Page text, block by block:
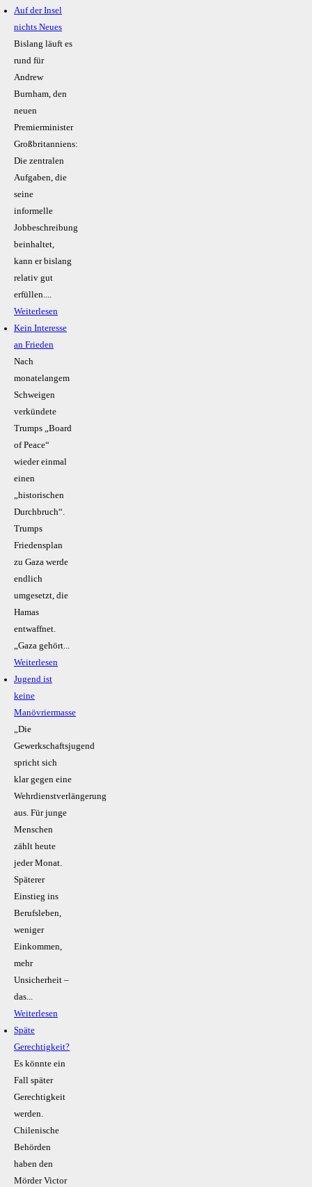
Auf der Insel
nichts Neues
Bislang läuft es
rund für
Andrew
Burnham, den
neuen
Premierminister
Großbritanniens:
Die zentralen
Aufgaben, die
seine
informelle
Jobbeschreibung
beinhaltet,
kann er bislang
relativ gut
erfüllen....
Weiterlesen
Kein Inte­resse
an Frieden
Nach
monatelangem
Schweigen
verkündete
Trumps „Board
of Peace“
wieder einmal
einen
„historischen
Durchbruch“.
Trumps
Friedensplan
zu Gaza werde
endlich
umgesetzt, die
Hamas
entwaffnet.
„Gaza gehört...
Weiterlesen
Jugend ist
keine
Manövriermasse
„Die
Gewerkschaftsjugend
spricht sich
klar gegen eine
Wehrdienstverlängerung
aus. Für junge
Menschen
zählt heute
jeder Monat.
Späterer
Einstieg ins
Berufsleben,
weniger
Einkommen,
mehr
Unsicherheit –
das...
Weiterlesen
Späte
Gerechtigkeit?
Es könnte ein
Fall später
Gerechtigkeit
werden.
Chilenische
Behörden
haben den
Mörder Victor